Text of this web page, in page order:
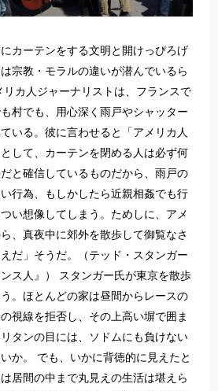
カーテンをする文明と開けっぴろげ
宗教・モラルの違いが潜んでいるら
リカ人ジャーナリストは、フランスで
村でも、用心深く雨戸やシャッター
いる。彼に言わせると「アメリカ人
して、カーテンを閉める人は必ず何
と確信しているものだから、雨戸の
行為、もしかしたら近親相姦でも行
い想像してしまう。ためしに、アメ
、真夜中に郊外を散歩して御覧なさ
だ」そうだ。（テッド・スタンガー
ンス人』） スタンガー氏が東京を散歩
。ほとんどの家は昼間からレースの
視線を拒否し、その上高い塀で囲ま
タンの目には、ソドムにも負けない
か。 でも、いかに背徳的に見えたと
居間の中まで丸見えの生活は堪えら